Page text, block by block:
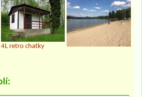
4L retro chatky